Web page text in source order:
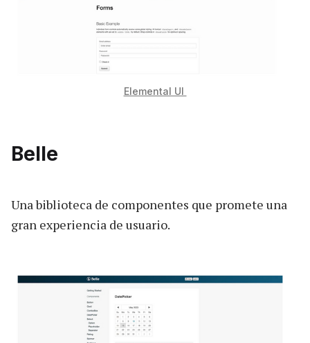
Elemental UI
Belle
Una biblioteca de componentes que promete una
gran experiencia de usuario.